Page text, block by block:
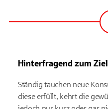
Hinterfragend zum Ziel
Ständig tauchen neue
diese erfüllt, kehrt die